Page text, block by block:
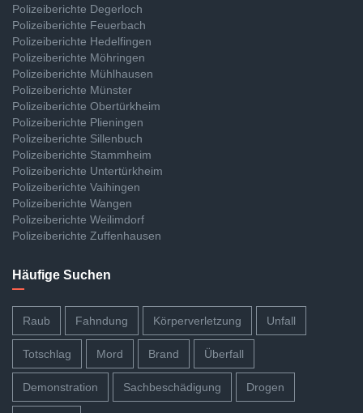
Polizeiberichte Degerloch
Polizeiberichte Feuerbach
Polizeiberichte Hedelfingen
Polizeiberichte Möhringen
Polizeiberichte Mühlhausen
Polizeiberichte Münster
Polizeiberichte Obertürkheim
Polizeiberichte Plieningen
Polizeiberichte Sillenbuch
Polizeiberichte Stammheim
Polizeiberichte Untertürkheim
Polizeiberichte Vaihingen
Polizeiberichte Wangen
Polizeiberichte Weilimdorf
Polizeiberichte Zuffenhausen
Häufige Suchen
Raub Fahndung Körperverletzung Unfall
Totschlag Mord Brand Überfall
Demonstration Sachbeschädigung Drogen